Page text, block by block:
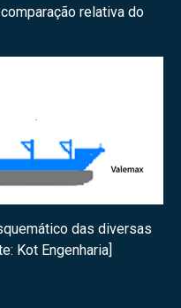
relativa do
das diversas
Kot Engenharia]